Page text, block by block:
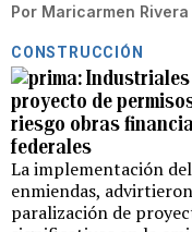
Por Maricarmen
CONSTRUCCIÓN
proyecto de
riesgo obras
federales
La implementación
enmiendas,
paralización de